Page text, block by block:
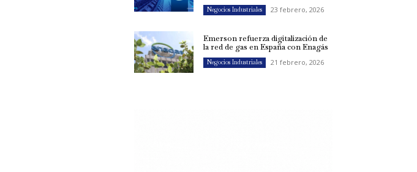
Negocios Industriales 23 febrero, 2026
Emerson refuerza digitalización de
la red de gas en España con Enagás
Negocios Industriales 21 febrero, 2026